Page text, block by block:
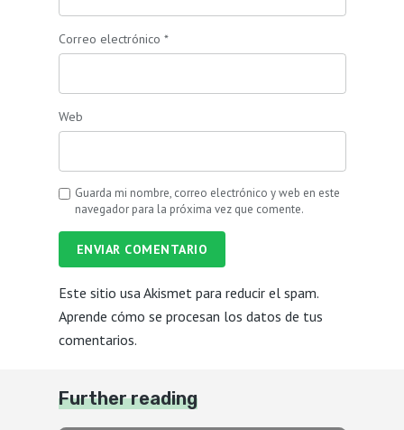
Correo electrónico *
Web
Guarda mi nombre, correo electrónico y web en este
navegador para la próxima vez que comente.
ENVIAR COMENTARIO
Este sitio usa Akismet para reducir el spam.
Aprende cómo se procesan los datos de tus
comentarios.
Further reading